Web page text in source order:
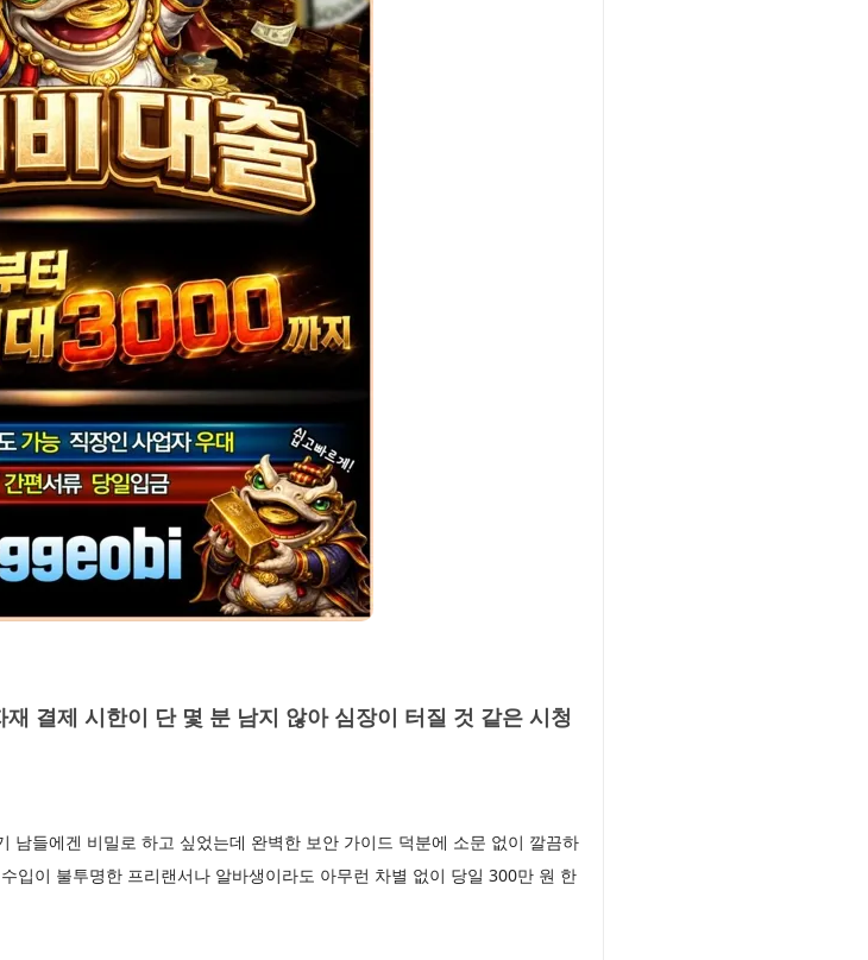
결제 시한이 단 몇 분 남지 않아 심장이 터질 것 같은 시청
남들에겐 비밀로 하고 싶었는데 완벽한 보안 가이드 덕분에 소문 없이 깔끔하
입이 불투명한 프리랜서나 알바생이라도 아무런 차별 없이 당일 300만 원 한